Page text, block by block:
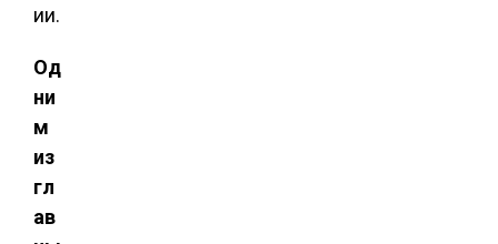
ии.
Од
ни
м
из
гл
ав